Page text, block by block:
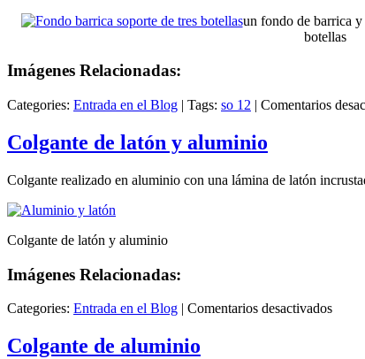
un fondo de barrica y
botellas
Imágenes Relacionadas:
Categories: Entrada en el Blog | Tags: so 12 | Comentarios
Colgante de latón y aluminio
Colgante realizado en aluminio con una lámina de latón
Colgante de latón y aluminio
Imágenes Relacionadas:
Categories: Entrada en el Blog | Comentarios desactivadosen
Colgante de aluminio